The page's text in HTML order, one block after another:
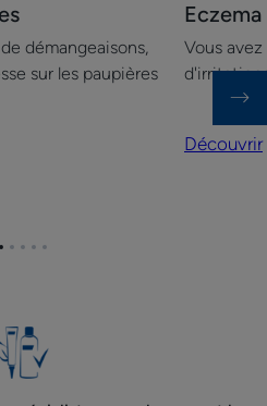
démangeaisons,
sur les paupières
Eczema
chronique
des
Vous
Découvrir
Aller
Aller
Aller
Aller
Aller